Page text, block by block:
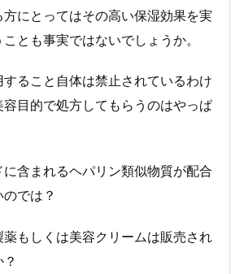
にとってはその高い保湿効果を実
とも事実ではないでしょうか。
ること自体は禁止されているわけ
目的で処方してもらうのはやっぱ
含まれるヘパリン類似物質が配合
では？
もしくは美容クリームは販売され